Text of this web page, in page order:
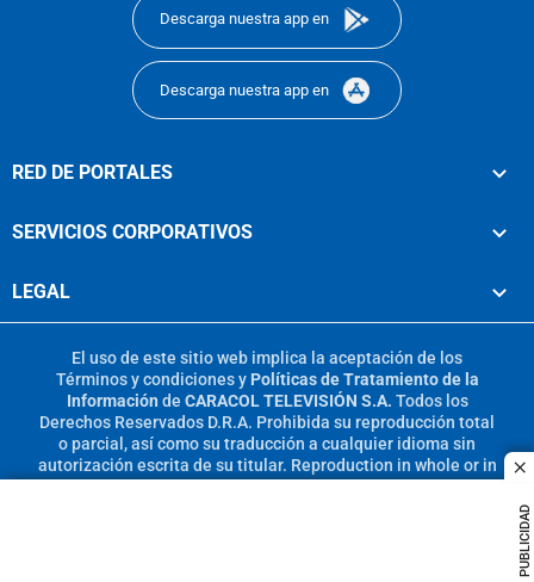
PUBLICIDAD
Descarga nuestra app en
Descarga nuestra app en
RED DE PORTALES
SERVICIOS CORPORATIVOS
LEGAL
El uso de este sitio web implica la aceptación de los
Términos y condicionesy Políticas de Tratamiento de la
Información de CARACOL TELEVISIÓN S.A. Todos los
Derechos Reservados D.R.A. Prohibida su reproducción total
o parcial, así como su traducción a cualquier idioma sin
autorización escrita de su titular. Reproduction in whole or in